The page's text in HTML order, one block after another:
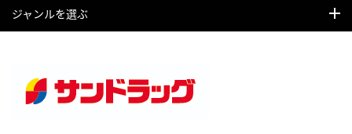
ジャンルを選ぶ